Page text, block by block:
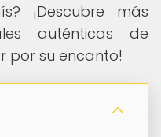
¡Descubre más
auténticas de
por su encanto!